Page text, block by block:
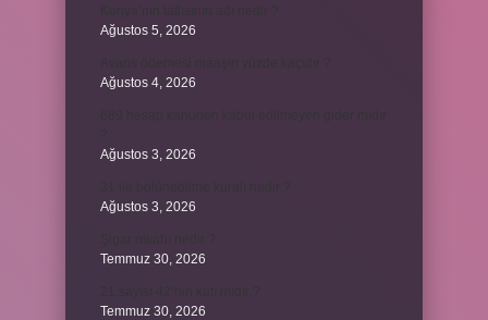
Ağustos 5, 2026
Ağustos 4, 2026
Ağustos 3, 2026
Ağustos 3, 2026
Temmuz 30, 2026
Temmuz 30, 2026